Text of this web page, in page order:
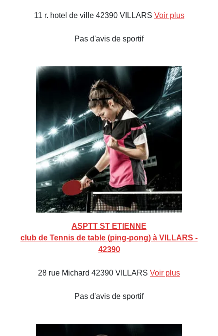
11 r. hotel de ville 42390 VILLARS Voir plus
Pas d'avis de sportif
ASPTT ST ETIENNE
club de Tennis de table (ping-pong) à VILLARS -
42390
28 rue Michard 42390 VILLARS Voir plus
Pas d'avis de sportif